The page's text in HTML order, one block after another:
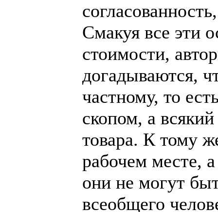
Смакуя все эти
стоимости,
догадываются,
частному, то
скопом, а
товара. К тому
рабочем месте,
они не могут
всеобщего